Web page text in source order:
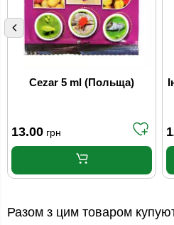
Cezar 5 ml (Польща)
13.00 грн
Разом з цим товаром